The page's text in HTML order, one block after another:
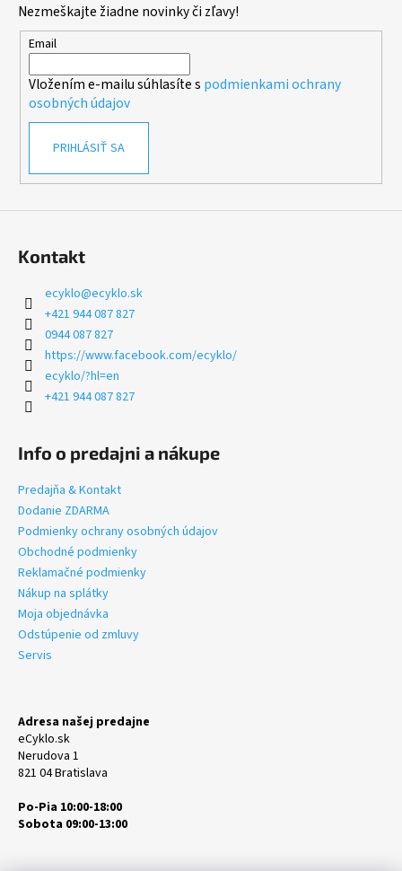
Nezmeškajte žiadne novinky či zľavy!
Email
Vložením e-mailu súhlasíte s podmienkami ochrany
osobných údajov
PRIHLÁSIŤ SA
Kontakt
ecyklo@ecyklo.sk
+421 944 087 827
0944 087 827
https://www.facebook.com/ecyklo/
ecyklo/?hl=en
+421 944 087 827
Info o predajni a nákupe
Predajňa & Kontakt
Dodanie ZDARMA
Podmienky ochrany osobných údajov
Obchodné podmienky
Reklamačné podmienky
Nákup na splátky
Moja objednávka
Odstúpenie od zmluvy
Servis
Adresa našej predajne
eCyklo.sk
Nerudova 1
821 04 Bratislava
Po-Pia 10:00-18:00
Sobota 09:00-13:00